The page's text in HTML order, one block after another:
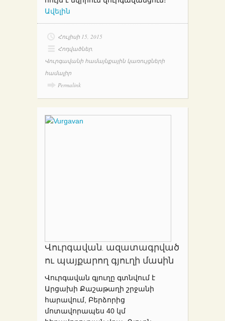
Ավելին
Հուլիսի 15, 2015
Հոդվածներ,
Վուրգավանի համայնքային կառույցների
համալիր
Permalink
Վուրգավան. ազատագրված
ու պայքարող գյուղի մասին
Վուրգավան գյուղը գտնվում է
Արցախի Քաշաթաղի շրջանի
հարավում, Բերձորից
մոտավորապես 40 կմ